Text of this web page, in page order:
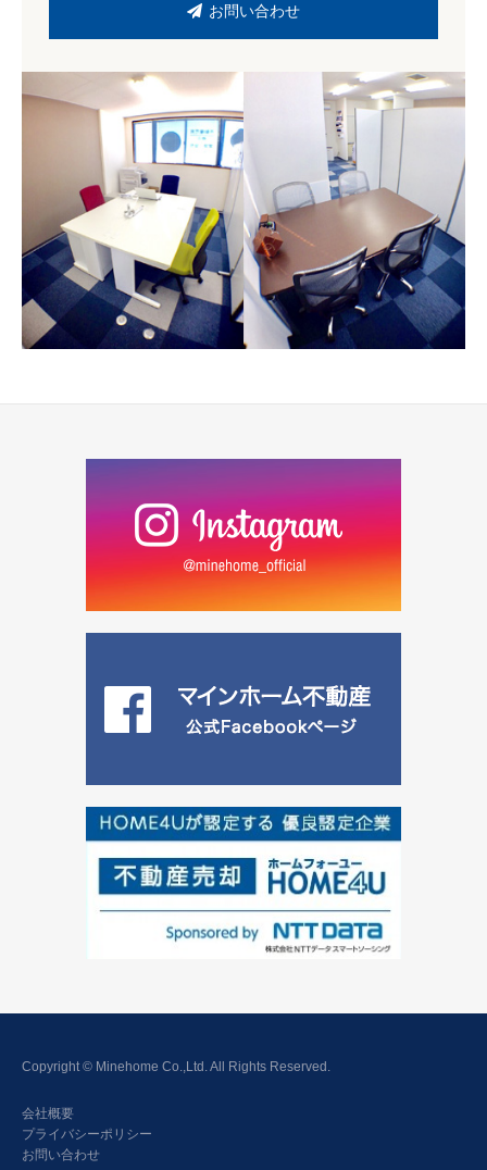
お問い合わせ
Copyright © Minehome Co.,Ltd. All Rights Reserved.
会社概要
プライバシーポリシー
お問い合わせ